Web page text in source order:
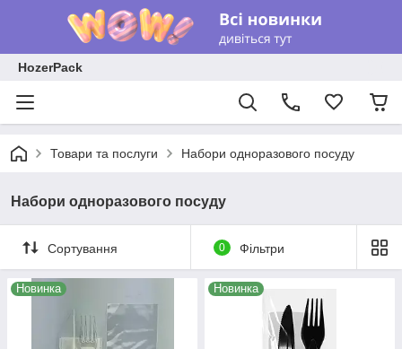
HozerPack
Товари та послуги Набори одноразового посуду
Набори одноразового посуду
Сортування 0 Фільтри
Новинка Новинка